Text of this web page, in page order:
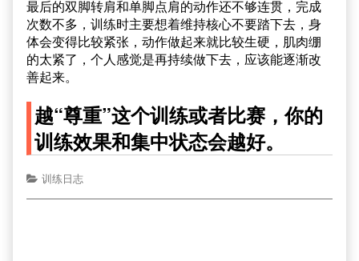
最后的双脚转肩和单脚点肩的动作还不够连贯，完成
次数不多，训练时主要想着维持核心不要踏下去，身
体会变得比较紧张，动作做起来就比较生硬，肌肉绷
的太紧了，个人感觉是再持续做下去，应该能逐渐改
善起来。
越“尊重”这个训练或者比赛，你的
训练效果和集中状态会越好。
训练日志